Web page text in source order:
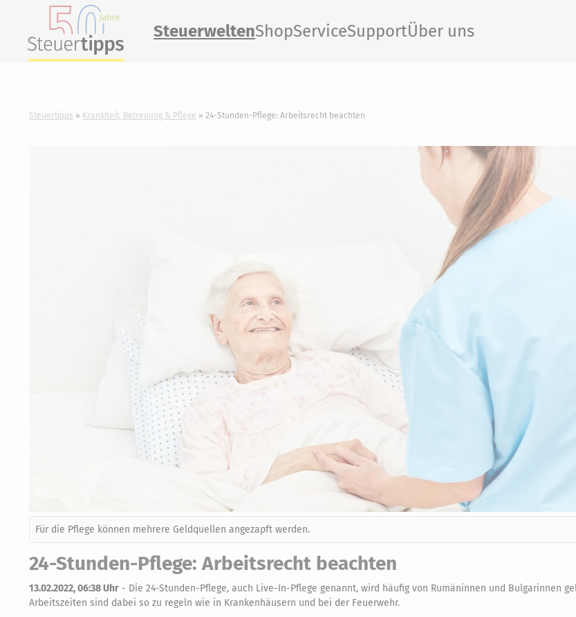
SteuerweltenShopServiceSupportÜber uns
Steuertipps Krankheit, Betreuung & Pflege 24-Stunden-Pflege: Arbeitsrecht beachten
Für die Pflege können mehrere Geldquellen angezapft werden.
24-Stunden-Pflege: Arbeitsrecht beachten
13.02.2022, 06:38 Uhr - Die 24-Stunden-Pflege, auch Live-In-Pflege genannt, wird häufig von Rumäninnen und Bulgarinnen
Arbeitszeiten sind dabei so zu regeln wie in Krankenhäusern und bei der Feuerwehr.